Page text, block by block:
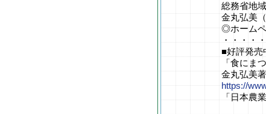
総務省地
金丸弘美
◎ホーム
・・・・
■好評発売
「食にま
金丸弘美
https://
「日本農